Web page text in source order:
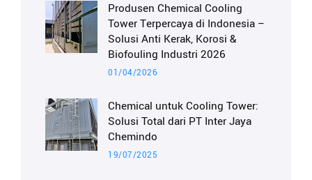
Produsen Chemical Cooling
Tower Terpercaya di Indonesia –
Solusi Anti Kerak, Korosi &
Biofouling Industri 2026
01/04/2026
Chemical untuk Cooling Tower:
Solusi Total dari PT Inter Jaya
Chemindo
19/07/2025